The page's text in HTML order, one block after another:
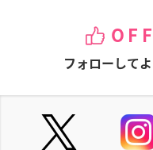
フォローして